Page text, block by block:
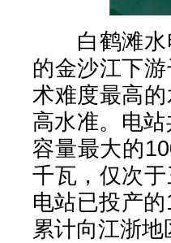
白鹤滩水电
的金沙江下
术难度最高
高水准。电
容量最大的
千瓦，仅次
电站已投产
累计向江浙